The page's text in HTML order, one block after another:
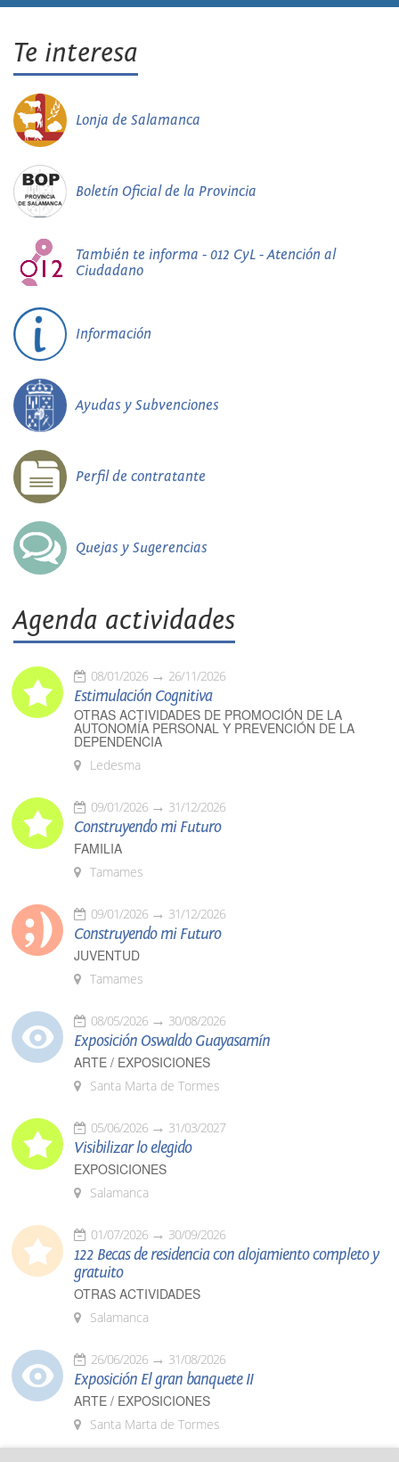
Te interesa
Lonja de Salamanca
Boletín Oficial de la Provincia
También te informa - 012 CyL - Atención al
Ciudadano
Información
Ayudas y Subvenciones
Perfil de contratante
Quejas y Sugerencias
Agenda actividades
08/01/2026 26/11/2026
Estimulación Cognitiva
OTRAS ACTIVIDADES DE PROMOCIÓN DE LA
AUTONOMÍA PERSONAL Y PREVENCIÓN DE LA
DEPENDENCIA
Ledesma
09/01/2026 31/12/2026
Construyendo mi Futuro
FAMILIA
Tamames
09/01/2026 31/12/2026
Construyendo mi Futuro
JUVENTUD
Tamames
08/05/2026 30/08/2026
Exposición Oswaldo Guayasamín
ARTE / EXPOSICIONES
Santa Marta de Tormes
05/06/2026 31/03/2027
Visibilizar lo elegido
EXPOSICIONES
Salamanca
01/07/2026 30/09/2026
122 Becas de residencia con alojamiento completo y
gratuito
OTRAS ACTIVIDADES
Salamanca
26/06/2026 31/08/2026
Exposición El gran banquete II
ARTE / EXPOSICIONES
Santa Marta de Tormes